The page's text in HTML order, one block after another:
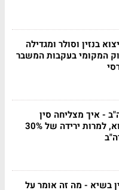
בנזין וסולר ומגדילה
המקומי בעקבות המשבר
- איך מצליחה סין
להגדיל ייצוא, למרות ירידה של 30%
בשיא - מה זה אומר על